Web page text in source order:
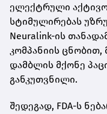
ელექტრული
სტიმულირებას
Neuralink-ის
კომპანიის
დამბლის მქონე
განკუთვნილი.
შედეგად, FDA-ს